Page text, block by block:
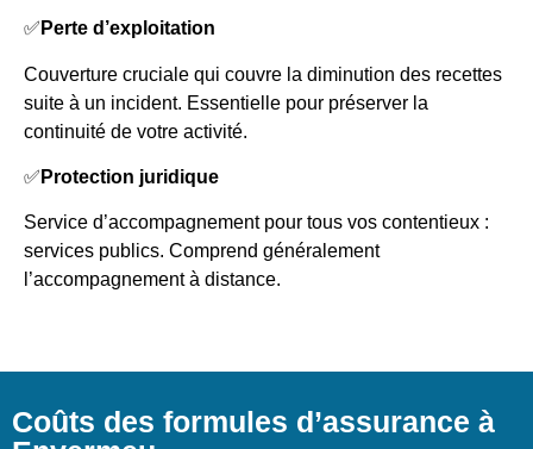
✅ Perte d’exploitation
Couverture cruciale qui couvre la diminution des recettes
suite à un incident. Essentielle pour préserver la
continuité de votre activité.
✅ Protection juridique
Service d’accompagnement pour tous vos contentieux :
services publics. Comprend généralement
l’accompagnement à distance.
Coûts des formules d’assurance à